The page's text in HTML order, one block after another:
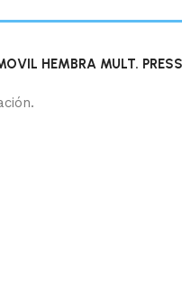
HEMBRA MULT.